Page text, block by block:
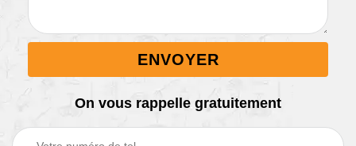
On vous rappelle gratuitement